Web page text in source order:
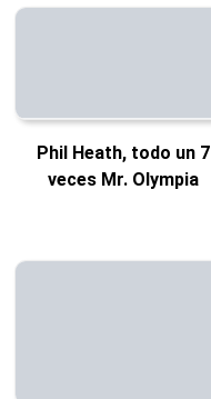
Phil Heath, todo un 7
veces Mr. Olympia